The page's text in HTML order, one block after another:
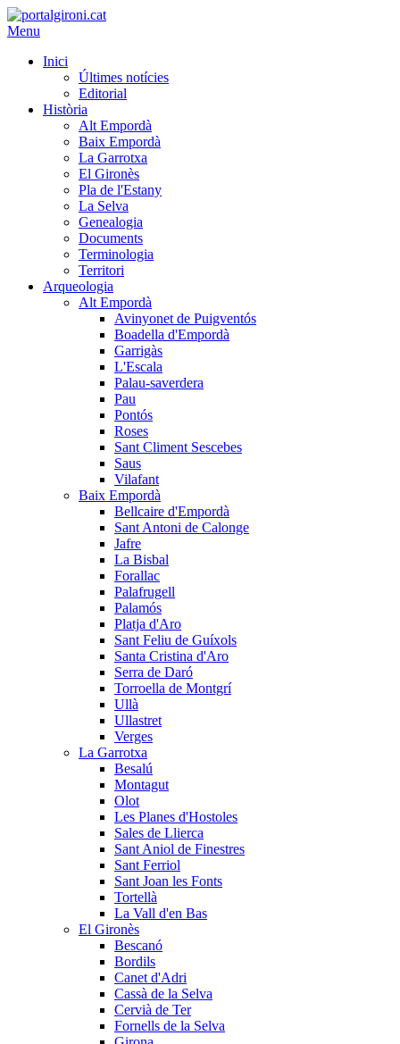
Menu
Inici
Últimes notícies
Editorial
Història
Alt Empordà
Baix Empordà
La Garrotxa
El Gironès
Pla de l'Estany
La Selva
Genealogia
Documents
Terminologia
Territori
Arqueologia
Alt Empordà
Avinyonet de Puigventós
Boadella d'Empordà
Garrigàs
L'Escala
Palau-saverdera
Pau
Pontós
Roses
Sant Climent Sescebes
Saus
Vilafant
Baix Empordà
Bellcaire d'Empordà
Sant Antoni de Calonge
Jafre
La Bisbal
Forallac
Palafrugell
Palamós
Platja d'Aro
Sant Feliu de Guíxols
Santa Cristina d'Aro
Serra de Daró
Torroella de Montgrí
Ullà
Ullastret
Verges
La Garrotxa
Besalú
Montagut
Olot
Les Planes d'Hostoles
Sales de Llierca
Sant Aniol de Finestres
Sant Ferriol
Sant Joan les Fonts
Tortellà
La Vall d'en Bas
El Gironès
Bescanó
Bordils
Canet d'Adri
Cassà de la Selva
Cervià de Ter
Fornells de la Selva